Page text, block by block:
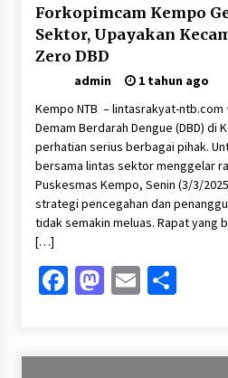
Forkopimcam Kempo
Sektor, Upayakan
Zero DBD
admin
1 tahun ago
Kempo NTB – lintasrakyat-
Demam Berdarah Dengue (DBD) di
perhatian serius berbagai pihak.
bersama lintas sektor menggelar
Puskesmas Kempo, Senin (3/3/
strategi pencegahan dan
tidak semakin meluas. Rapat yang
[…]
Facebook
Mastodon
Email